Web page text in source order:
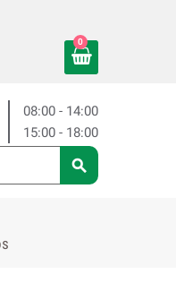
0
08:00 - 14:00
15:00 - 18:00
